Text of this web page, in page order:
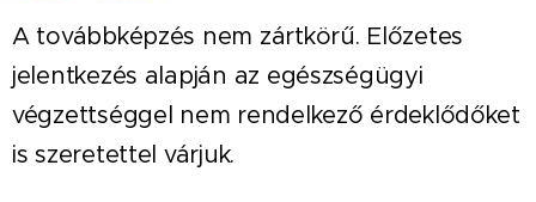
A továbbképzés nem zártkörű. Előzetes
jelentkezés alapján az egészségügyi
végzettséggel nem rendelkező érdeklődőket
is szeretettel várjuk.